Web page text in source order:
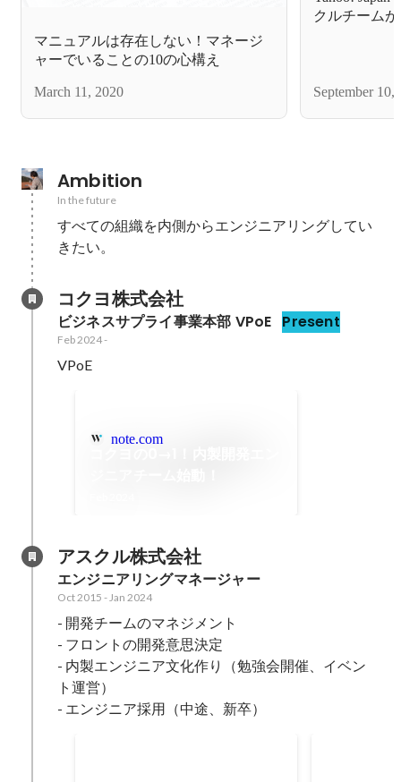
マニュアルは存在しない！マネージ
ャーでいることの10の心構え
March 11, 2020
クルチーム
September 10,
Ambition
In the future
すべての組織を内側からエンジニアリングしてい
きたい。
コクヨ株式会社
ビジネスサプライ事業本部 VPoE Present
Feb 2024-
VPoE
note.com
アスクル株式会社
エンジニアリングマネージャー
Oct 2015 -Jan 2024
- 開発チームのマネジメント
- フロントの開発意思決定
- 内製エンジニア文化作り（勉強会開催、イベン
ト運営）
- エンジニア採用（中途、新卒）